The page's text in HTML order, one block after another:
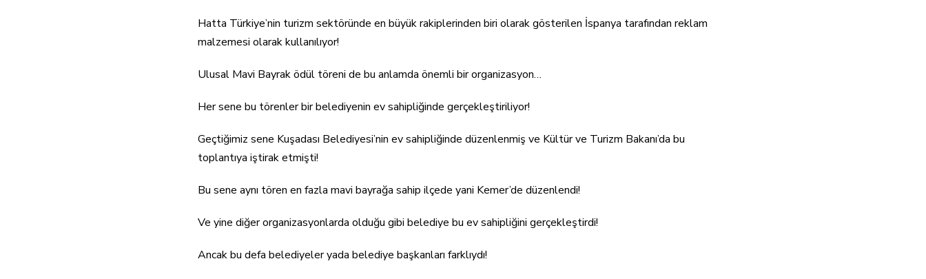
Hatta Türkiye’nin turizm sektöründe en büyük rakiplerinden biri olarak gösterilen İspanya tarafından reklam
malzemesi olarak kullanılıyor!
Ulusal Mavi Bayrak ödül töreni de bu anlamda önemli bir organizasyon…
Her sene bu törenler bir belediyenin ev sahipliğinde gerçekleştiriliyor!
Geçtiğimiz sene Kuşadası Belediyesi’nin ev sahipliğinde düzenlenmiş ve Kültür ve Turizm Bakanı’da bu
toplantıya iştirak etmişti!
Bu sene aynı tören en fazla mavi bayrağa sahip ilçede yani Kemer’de düzenlendi!
Ve yine diğer organizasyonlarda olduğu gibi belediye bu ev sahipliğini gerçekleştirdi!
Ancak bu defa belediyeler yada belediye başkanları farklıydı!